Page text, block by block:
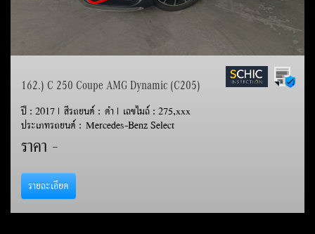
162.) C 250 Coupe AMG Dynamic (C205)
ปี : 2017 | สีรถยนต์ : ดำ | เลขไมล์ : 275,xxx
ประเภทรถยนต์ : Mercedes-Benz Select
ราคา -
รายละเอียด